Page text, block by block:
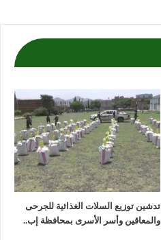
تدشين توزيع السلات الغذائية للجرحى
والمعاقين وأسر الأسرى بمحافظة إب..